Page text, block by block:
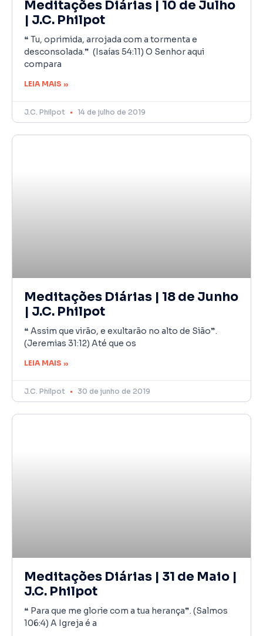
Meditações Diárias | 10 de Julho
| J.C. Philpot
❝ Tu, oprimida, arrojada com a tormenta e
desconsolada.❞ (Isaías 54:11) O Senhor aqui
compara
LEIA MAIS »
J.C. Philpot 14 de julho de 2019
Meditações Diárias | 18 de Junho
| J.C. Philpot
❝ Assim que virão, e exultarão no alto de Sião❞.
(Jeremias 31:12) Até que os
LEIA MAIS »
J.C. Philpot 30 de junho de 2019
Meditações Diárias | 31 de Maio |
J.C. Philpot
❝ Para que me glorie com a tua herança❞. (Salmos
106:4) A Igreja é a